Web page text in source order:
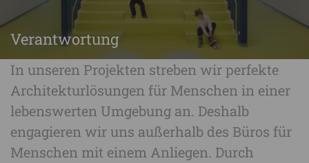
Verantwortung
In unseren Projekten streben wir perfekte
Architekturlösungen für Menschen in einer
lebenswerten Umgebung an. Deshalb
engagieren wir uns außerhalb des Büros für
Menschen mit einem Anliegen. Durch